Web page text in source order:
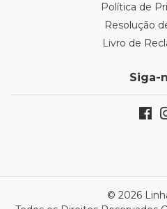
Política de
Resolução
Livro de
Siga-
© 2026